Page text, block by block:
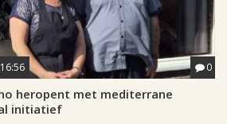
0
heropent met mediterrane
initiatief